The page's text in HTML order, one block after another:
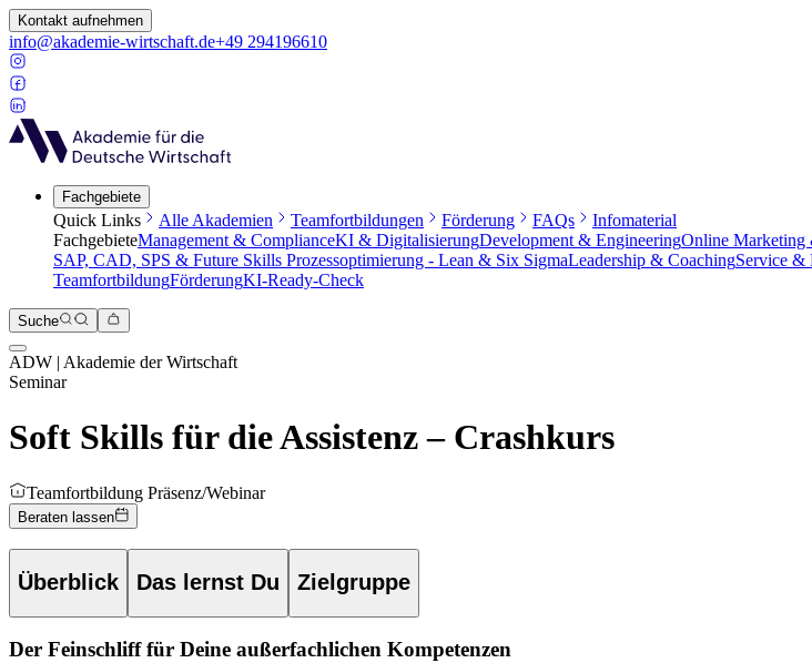
Kontakt aufnehmen
info@akademie-wirtschaft.de+49 294196610
Fachgebiete
Quick Links Alle Akademien Teamfortbildungen Förderung FAQs
Infomaterial
FachgebieteManagement & ComplianceKI & DigitalisierungDevelopment & EngineeringOnline Marketing
SAP, CAD, SPS & Future Skills Prozessoptimierung - Lean & Six SigmaLeadership & CoachingService &
TeamfortbildungFörderungKI-Ready-Check
Suche
ADW | Akademie der Wirtschaft
Seminar
Soft Skills für die Assistenz – Crashkurs
Teamfortbildung Präsenz/Webinar
Beraten lassen
Überblick Das lernst Du Zielgruppe
Der Feinschliff für Deine außerfachlichen Kompetenzen